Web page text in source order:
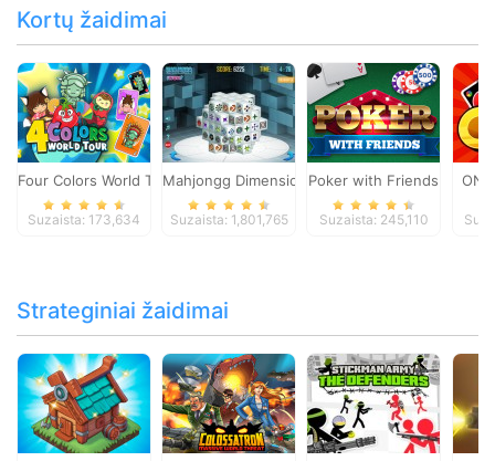
Kortų žaidimai
Four Colors World Tour
Suzaista: 173,634
Mahjongg Dimensions
Suzaista: 1,801,765
Poker with Friends
Suzaista: 245,110
Strateginiai žaidimai